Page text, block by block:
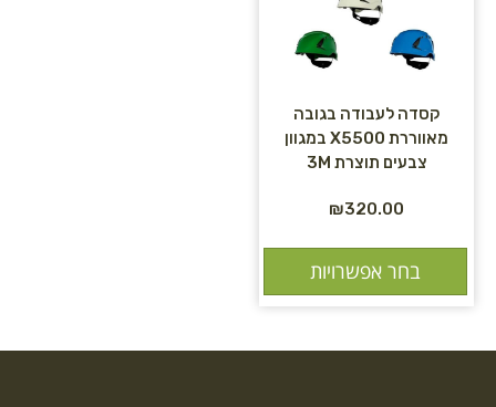
קסדה לעבודה בגובה
מאווררת X5500 במגוון
צבעים תוצרת 3M
₪320.00
בחר אפשרויות